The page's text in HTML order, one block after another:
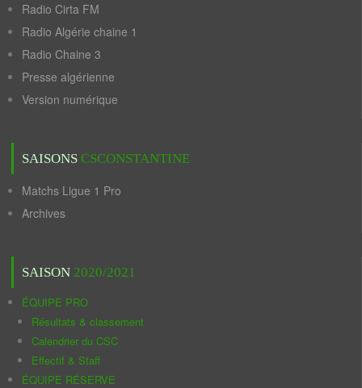
Radio Cirta FM
Radio Algérie chaine 1
Radio Chaine 3
Presse algérienne
Version numérique
SAISONS CSCONSTANTINE
Matchs Ligue 1 Pro
Archives
SAISON 2020/2021
ÉQUIPE PRO
Résultats & classement
Calendrier du CSC
Effectif & Staff
ÉQUIPE RÉSERVE